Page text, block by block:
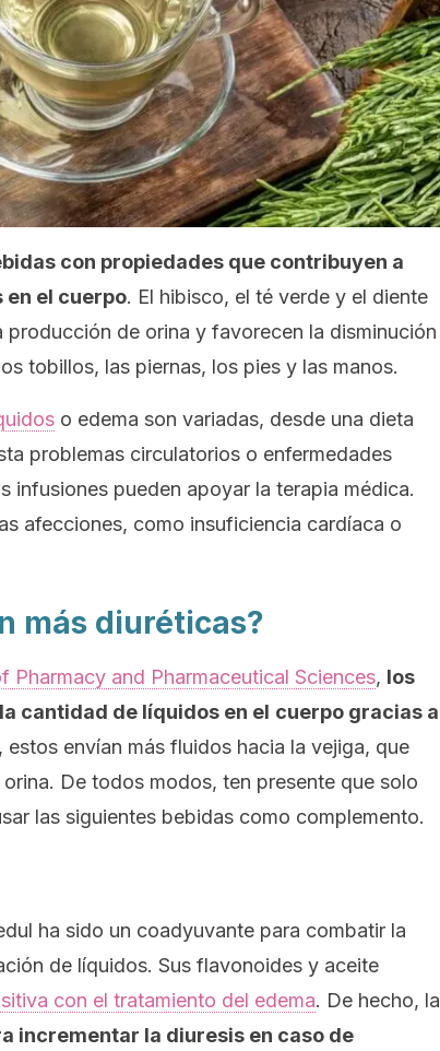
con propiedades que contribuyen a
el cuerpo. El hibisco, el té verde y el diente
producción de orina y favorecen la disminución
tobillos, las piernas, los pies y las manos.
o edema son variadas, desde una dieta
problemas circulatorios o enfermedades
infusiones pueden apoyar la terapia médica.
afecciones, como insuficiencia cardíaca o
más diuréticas?
Pharmacy and Pharmaceutical Sciences, los
cantidad de líquidos en el cuerpo gracias a
estos envían más fluidos hacia la vejiga, que
De todos modos, ten presente que solo
las siguientes bebidas como complemento.
ha sido un coadyuvante para combatir la
de líquidos. Sus flavonoides y aceite
con el tratamiento del edema. De hecho, la
incrementar la diuresis en caso de